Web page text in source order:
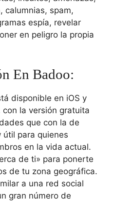
calumnias, spam,
espía, revelar
en peligro la propia
En Badoo:
disponible en iOS y
la versión gratuita
que con la de
útil para quienes
en la vida actual.
de ti» para ponerte
de tu zona geográfica.
a una red social
gran número de